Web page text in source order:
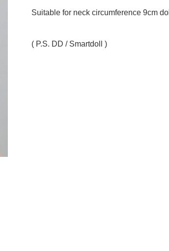
Suitable for neck circumference 9cm doll
( P.S. DD / Smartdoll )